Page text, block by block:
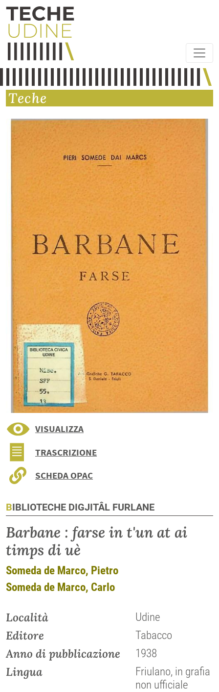
Teche
VISUALIZZA
TRASCRIZIONE
SCHEDA OPAC
BIBLIOTECHE DIGJITÂL FURLANE
Barbane : farse in t'un at ai
timps di uè
Someda de Marco, Pietro
Someda de Marco, Carlo
Località Udine
Editore Tabacco
Anno di pubblicazione 1938
Lingua
Friulano, in grafia
non ufficiale